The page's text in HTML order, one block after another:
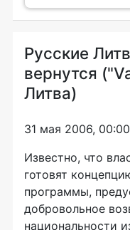
Русские
вернутся
Литва)
31 мая 2006, 00:00
Известно, что
готовят
программы,
добровольное
национальности